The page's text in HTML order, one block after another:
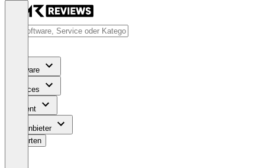
Software
Services
Content
Für Anbieter
Bewerten